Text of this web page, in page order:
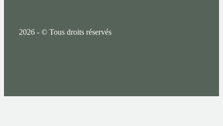
2026 - © Tous droits réservés